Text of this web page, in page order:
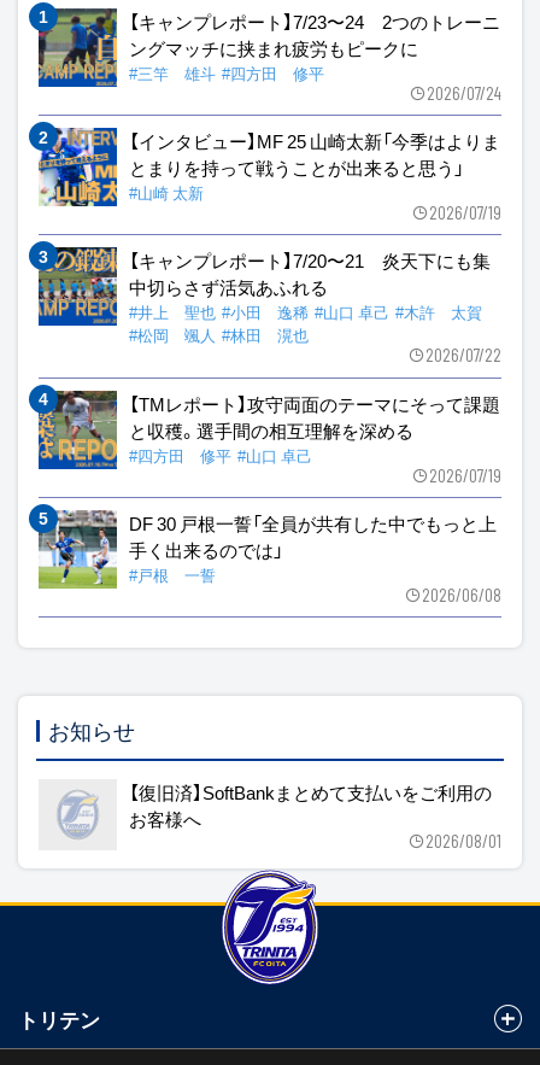
【キャンプレポート】7/23〜24 2つのトレーニ
ングマッチに挟まれ疲労もピークに
#三竿 雄斗 #四方田 修平
2026/07/24
【インタビュー】MF 25 山崎太新「今季はよりま
とまりを持って戦うことが出来ると思う」
#山崎 太新
2026/07/19
【キャンプレポート】7/20〜21 炎天下にも集
中切らさず活気あふれる
#井上 聖也 #小田 逸稀 #山口 卓己 #木許 太賀
#松岡 颯人 #林田 滉也
2026/07/22
【TMレポート】攻守両面のテーマにそって課題
と収穫。選手間の相互理解を深める
#四方田 修平 #山口 卓己
2026/07/19
DF 30 戸根一誓「全員が共有した中でもっと上
手く出来るのでは」
#戸根 一誓
2026/06/08
お知らせ
【復旧済】SoftBankまとめて支払いをご利用の
お客様へ
2026/08/01
トリテン